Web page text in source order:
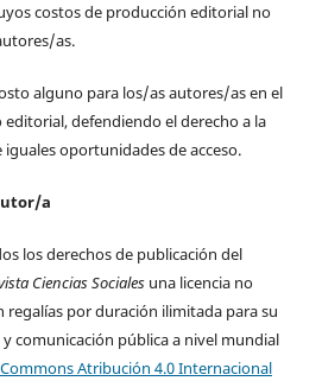
costos de producción editorial no
as.
alguno para los/as autores/as en el
defendiendo el derecho a la
oportunidades de acceso.
a
los derechos de publicación del
Ciencias Socialesuna licencia no
regalías por duración ilimitada para su
comunicación pública a nivel mundial
Atribución 4.0 Internacional